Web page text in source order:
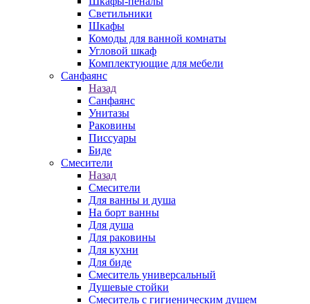
Светильники
Шкафы
Комоды для ванной комнаты
Угловой шкаф
Комплектующие для мебели
Санфаянс
Назад
Санфаянс
Унитазы
Раковины
Писсуары
Биде
Смесители
Назад
Смесители
Для ванны и душа
На борт ванны
Для душа
Для раковины
Для кухни
Для биде
Смеситель универсальный
Душевые стойки
Смеситель с гигиеническим душем